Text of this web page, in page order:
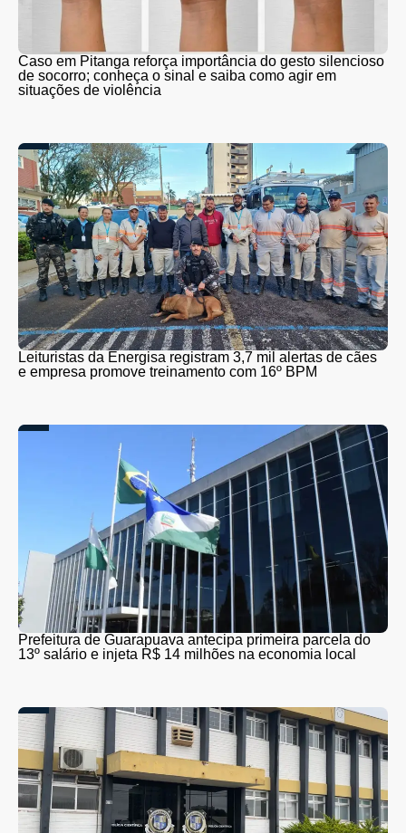
Caso em Pitanga reforça importância do gesto silencioso
de socorro; conheça o sinal e saiba como agir em
situações de violência
Leituristas da Energisa registram 3,7 mil alertas de cães
e empresa promove treinamento com 16º BPM
Prefeitura de Guarapuava antecipa primeira parcela do
13º salário e injeta R$ 14 milhões na economia local